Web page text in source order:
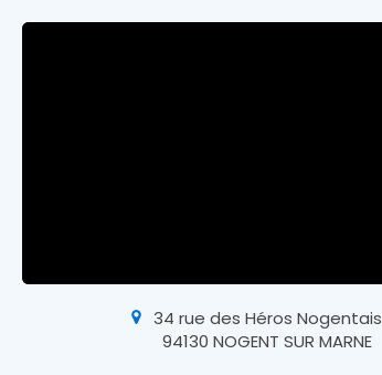
34 rue des Héros Nogentais
94130 NOGENT SUR MARNE